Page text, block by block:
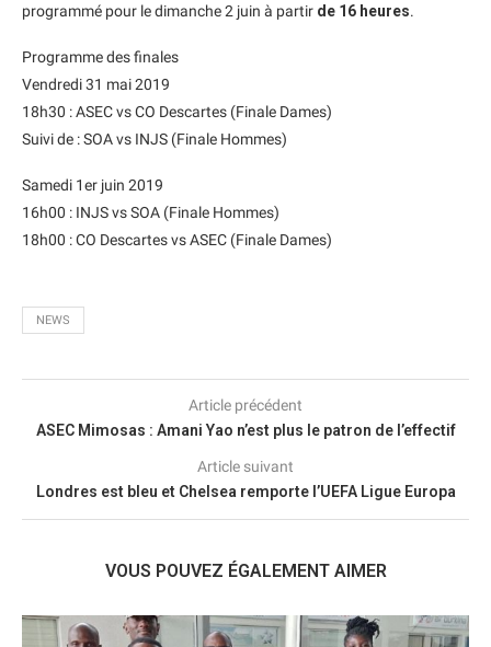
programmé pour le dimanche 2 juin à partir de 16 heures.
Programme des finales
Vendredi 31 mai 2019
18h30 : ASEC vs CO Descartes (Finale Dames)
Suivi de : SOA vs INJS (Finale Hommes)
Samedi 1er juin 2019
16h00 : INJS vs SOA (Finale Hommes)
18h00 : CO Descartes vs ASEC (Finale Dames)
NEWS
Article précédent
ASEC Mimosas : Amani Yao n’est plus le patron de l’effectif
Article suivant
Londres est bleu et Chelsea remporte l’UEFA Ligue Europa
VOUS POUVEZ ÉGALEMENT AIMER